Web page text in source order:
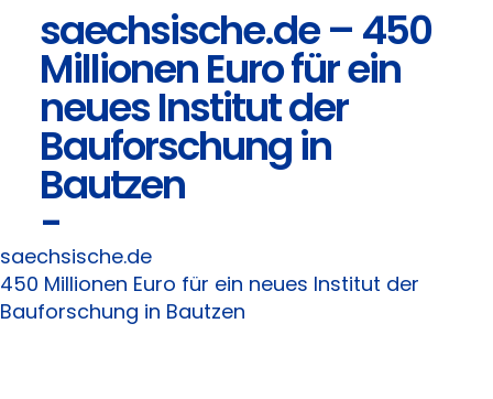
Fachbereiche
Carbonbeton
Suche
nach:
saechsische.de – 450
Millionen Euro für ein
neues Institut der
Bauforschung in
Bautzen
-
saechsische.de
450 Millionen Euro für ein neues Institut der
Bauforschung in Bautzen